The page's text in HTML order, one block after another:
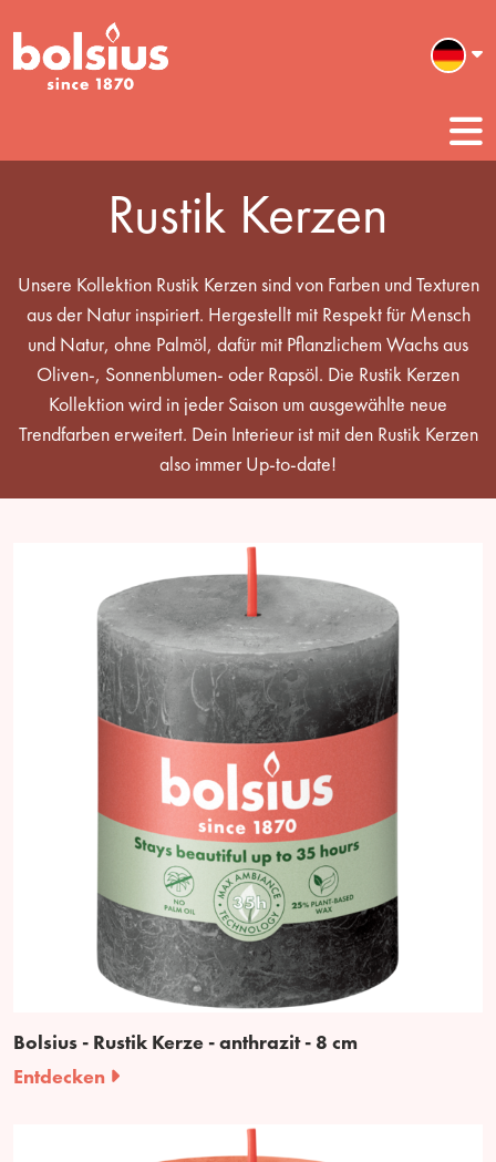
Rustik Kerzen
Unsere Kollektion Rustik Kerzen sind von Farben und Texturen
aus der Natur inspiriert. Hergestellt mit Respekt für Mensch
und Natur, ohne Palmöl, dafür mit Pflanzlichem Wachs aus
Oliven-, Sonnenblumen- oder Rapsöl. Die Rustik Kerzen
Kollektion wird in jeder Saison um ausgewählte neue
Trendfarben erweitert. Dein Interieur ist mit den Rustik Kerzen
also immer Up-to-date!
Bolsius - Rustik Kerze - anthrazit - 8 cm
Entdecken